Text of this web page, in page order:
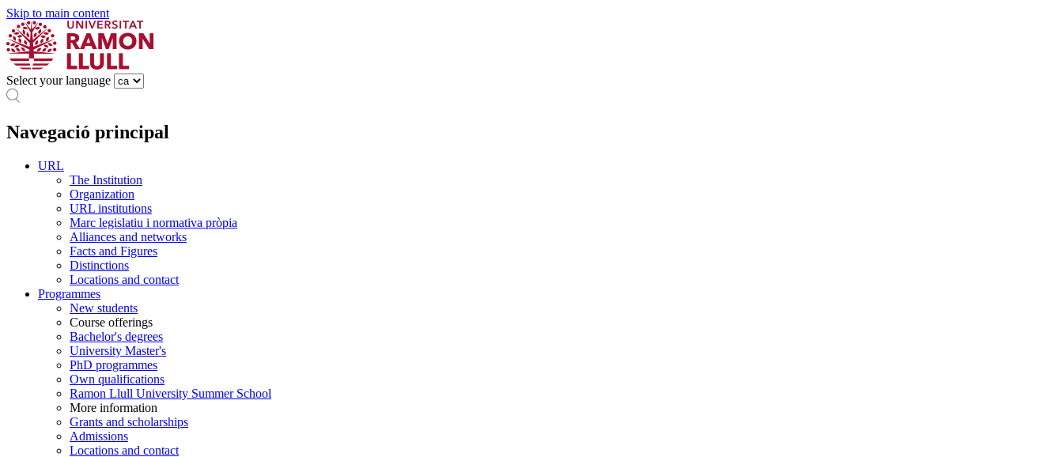
Skip to main content
Select your language
Navegació principal
URL
The Institution
Organization
URL institutions
Marc legislatiu i normativa pròpia
Alliances and networks
Facts and Figures
Distinctions
Locations and contact
Programmes
New students
Course offerings
Bachelor's degrees
University Master's
PhD programmes
Own qualifications
Ramon Llull University Summer School
More information
Grants and scholarships
Admissions
Locations and contact